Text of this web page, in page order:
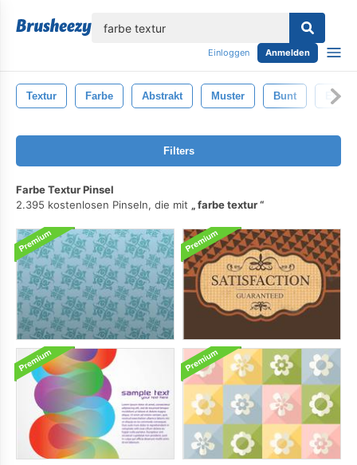
Einloggen Anmelden
Textur Farbe Abstrakt Muster Bunt
Filters
Farbe Textur Pinsel
2.395 kostenlosen Pinseln, die mit
farbe textur